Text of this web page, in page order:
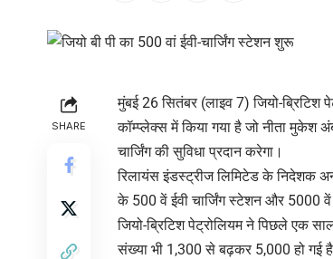
SHARE
मुंबई 26 सितंबर (लाइव 7) जियो-ब्रिटिश
कॉम्प्लेक्स में किया गया है जो नीता मुकेश
चार्जिंग की सुविधा प्रदान करेगा।
रिलायंस इंडस्ट्रीज लिमिटेड के निदेशक
के 500 वें ईवी चार्जिंग स्टेशन और 5000 वें
जियो-ब्रिटिश पेट्रोलियम ने पिछले एक
संख्या भी 1,300 से बढ़कर 5,000 हो गई